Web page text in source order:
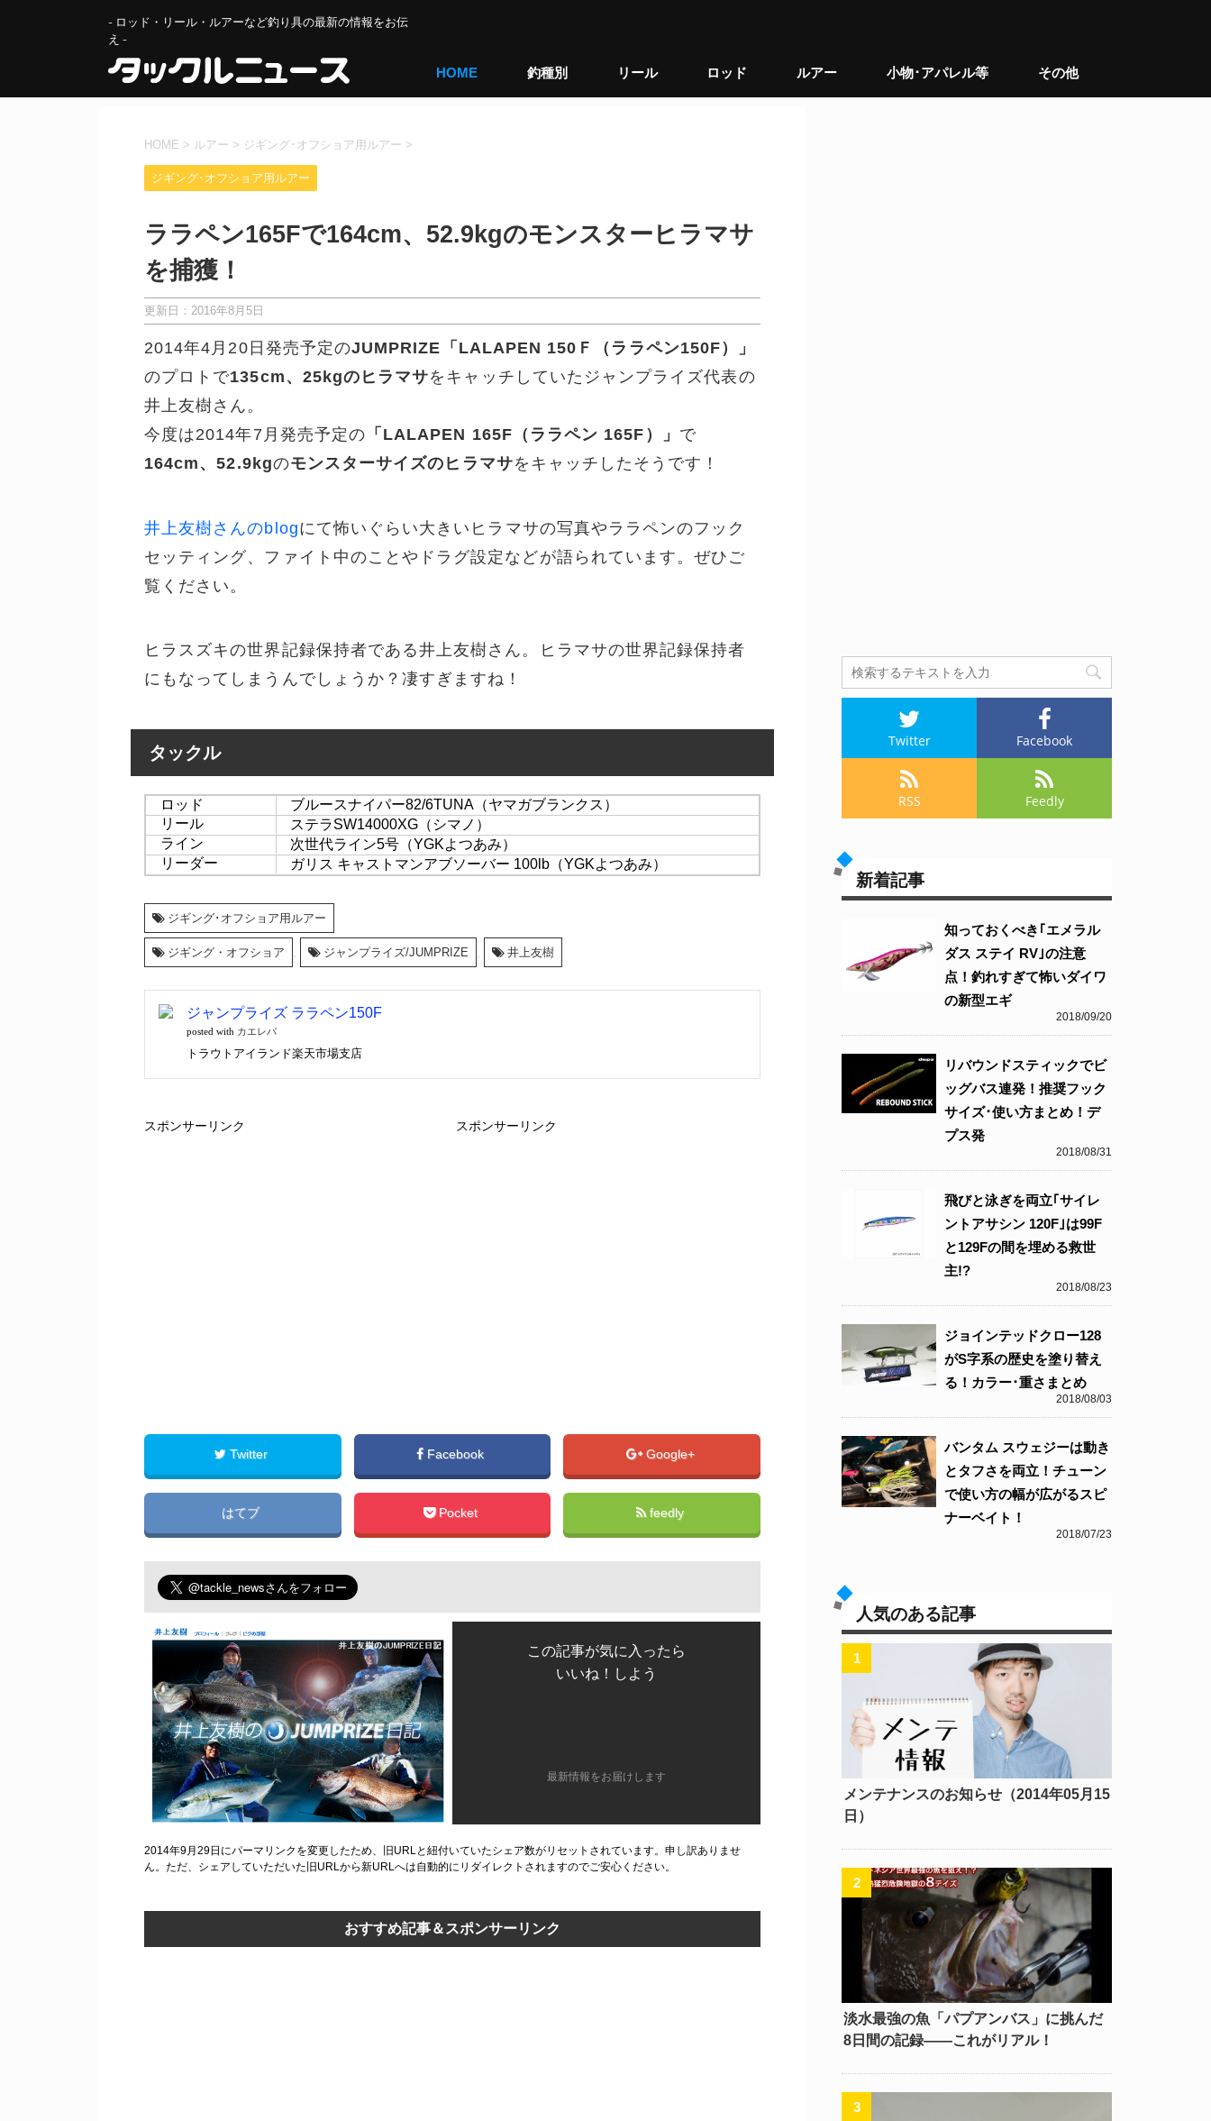
- ロッド・リール・ルアーなど釣り具の最新の情報をお伝
え -
HOME 釣種別 リール ロッド ルアー 小物･アパレル等 その他
HOME > ルアー > ジギング･オフショア用ルアー >
ジギング･オフショア用ルアー
ララペン165Fで164cm、52.9kgのモンスターヒラマサ
を捕獲！
更新日： 2016年8月5日
2014年4月20日発売予定のJUMPRIZE「LALAPEN 150Ｆ（ララペン150F）」
のプロトで135cm、25kgのヒラマサをキャッチしていたジャンプライズ代表の
井上友樹さん。
今度は2014年7月発売予定の 「LALAPEN 165F（ララペン 165F）」 で
164cm、52.9kgのモンスターサイズのヒラマサをキャッチしたそうです！
井上友樹さんのblogにて怖いぐらい大きいヒラマサの写真やララペンのフック
セッティング、ファイト中のことやドラグ設定などが語られています。ぜひご
覧ください。
ヒラスズキの世界記録保持者である井上友樹さん。ヒラマサの世界記録保持者
にもなってしまうんでしょうか？凄すぎますね！
タックル
ロッド
ブルースナイパー82/6TUNA（ヤマガブランクス）
リール
ステラSW14000XG（シマノ）
ライン
次世代ライン5号（YGKよつあみ）
リーダー
ガリス キャストマンアブソーバー 100lb（YGKよつあみ）
ジギング･オフショア用ルアー
ジギング・オフショア ジャンプライズ/JUMPRIZE 井上友樹
ジャンプライズ ララペン150F
posted with カエレバ
トラウトアイランド楽天市場支店
スポンサーリンク スポンサーリンク
Twitter Facebook Google+
はてブ Pocket feedly
この記事が気に入ったら
いいね！しよう
最新情報をお届けします
2014年9月29日にパーマリンクを変更したため、旧URLと紐付いていたシェア数がリセットされています。申し訳ありませ
ん。ただ、シェアしていただいた旧URLから新URLへは自動的にリダイレクトされますのでご安心ください。
おすすめ記事＆スポンサーリンク
Twitter Facebook
RSS Feedly
新着記事
2018/09/20
知っておくべき｢エメラル
ダス ステイ RV｣の注意
点！釣れすぎて怖いダイワ
の新型エギ
2018/08/31
リバウンドスティックでビ
ッグバス連発！推奨フック
サイズ･使い方まとめ！デ
プス発
2018/08/23
飛びと泳ぎを両立｢サイレ
ントアサシン 120F｣は99F
と129Fの間を埋める救世
主!?
2018/08/03
ジョインテッドクロー128
がS字系の歴史を塗り替え
る！カラー･重さまとめ
2018/07/23
バンタム スウェジーは動き
とタフさを両立！チューン
で使い方の幅が広がるスピ
ナーベイト！
人気のある記事
メンテナンスのお知らせ（2014年05月15
日）
淡水最強の魚「パプアンバス」に挑んだ
8日間の記録――これがリアル！